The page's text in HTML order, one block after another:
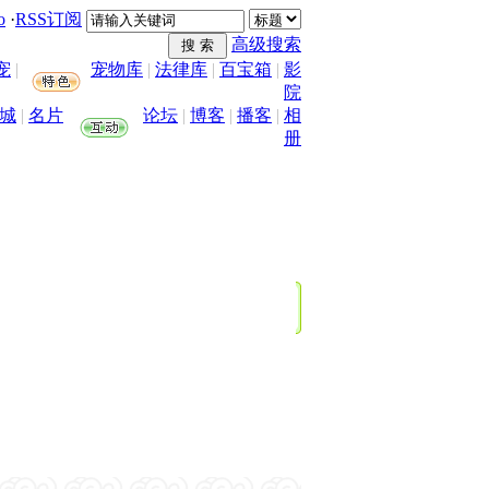
·RSS订阅
高级搜索
| 宠物库 | 法律库 | 百宝箱 | 影
院
| 名片 论坛 | 博客 | 播客 | 相
册